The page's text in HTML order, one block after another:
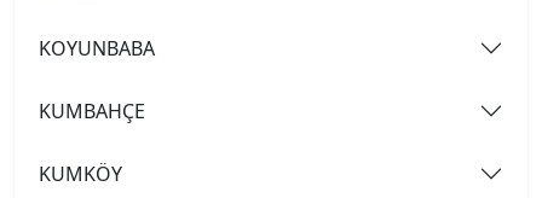
KOYUNBABA
KUMBAHÇE
KUMKÖY